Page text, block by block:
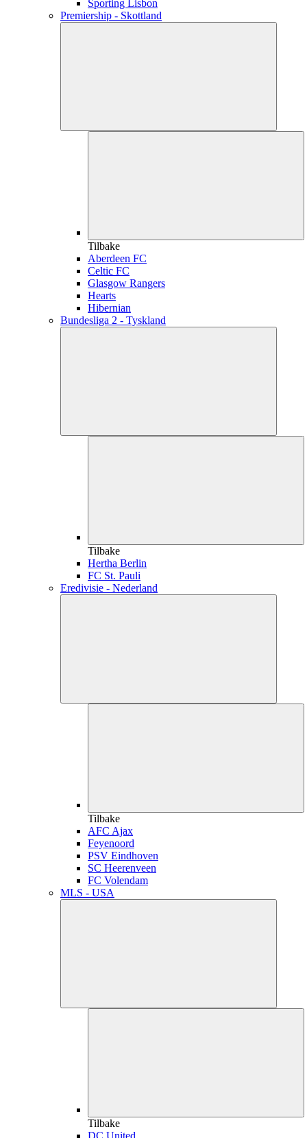
Sporting Lisbon
Premiership - Skottland
Tilbake
Aberdeen FC
Celtic FC
Glasgow Rangers
Hearts
Hibernian
Bundesliga 2 - Tyskland
Tilbake
Hertha Berlin
FC St. Pauli
Eredivisie - Nederland
Tilbake
AFC Ajax
Feyenoord
PSV Eindhoven
SC Heerenveen
FC Volendam
MLS - USA
Tilbake
DC United